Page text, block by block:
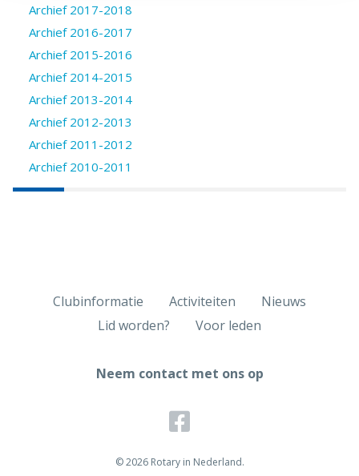
Archief 2017-2018
Archief 2016-2017
Archief 2015-2016
Archief 2014-2015
Archief 2013-2014
Archief 2012-2013
Archief 2011-2012
Archief 2010-2011
Clubinformatie Activiteiten
Nieuws
Lid worden?
Voor leden
Neem contact met ons op
© 2026 Rotary in Nederland.